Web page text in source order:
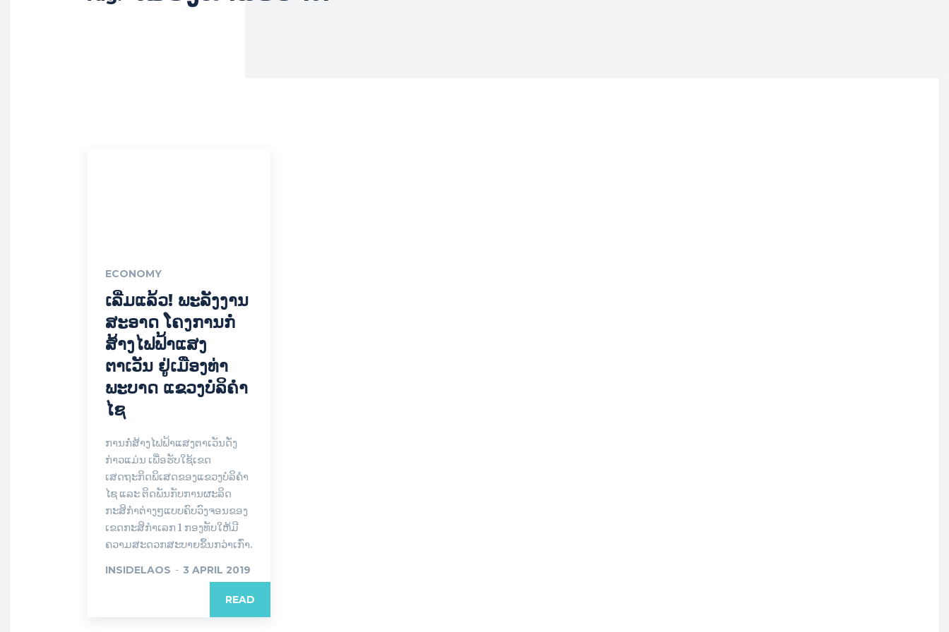
ECONOMY
ເລີ່ມ​ແລ້ວ! ພະລັງງານ​
ສະ​ອາດ ​ໂຄ​ງ​ການ​ກໍ່​
ສ້າງໄຟຟ້າແສງ
ຕາເວັນ ຢູ່ເມືອງທ່າ
ພະບາດ ແຂວງ​ບໍ​ລິ​ຄຳ​
ໄຊ
ການກໍ່ສ້າງໄຟຟ້າແສງຕາເວັນດັ່ງ
ກ່າວແມ່ນ ເພື່ອຮັບໃຊ້ເຂດ
ເສດຖະກິດພິເສດຂອງແຂວງບໍລິຄຳ
ໄຊ ແລະ ຕິດພັນກັບການຜະລິດ
ກະສິກຳຕ່າງໆແບບຄົບວົງຈອນຂອງ
ເຂດກະສິກຳເລກ 1 ກອງທັບໃຫ້ມີ
ຄວາມສະດວກສະບາຍຂຶ້ນກວ່າເກົ່າ.
INSIDELAOS - 3 APRIL 2019
READ